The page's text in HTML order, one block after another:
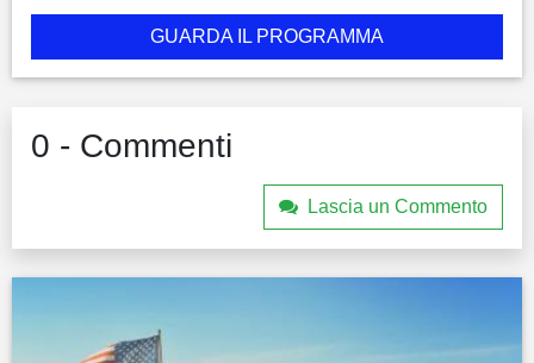
GUARDA IL PROGRAMMA
0 - Commenti
Lascia un Commento